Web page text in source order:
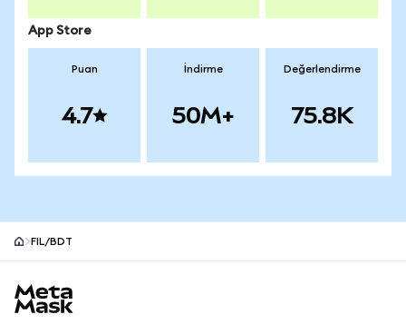
App Store
Puan
4.7
İndirme
50M+
Değerlendirme
75.8K
FIL/BDT